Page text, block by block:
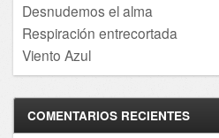
Desnudemos el alma
Respiración entrecortada
Viento Azul
COMENTARIOS RECIENTES